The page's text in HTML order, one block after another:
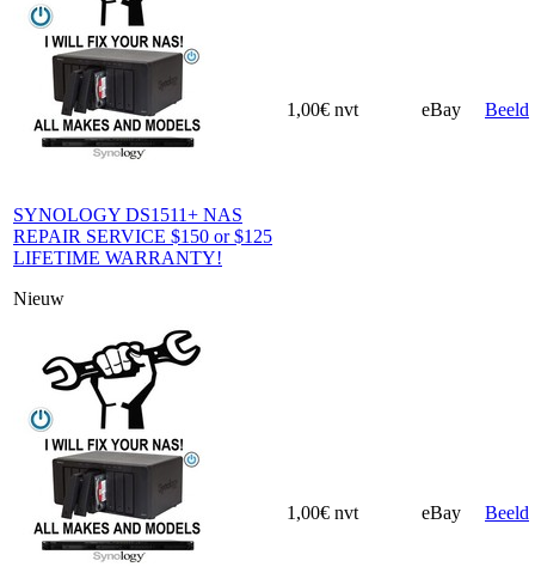
SYNOLOGY DS1511+ NAS
REPAIR SERVICE $150 or $125
LIFETIME WARRANTY!
Nieuw
1,00€ nvt eBay Beeld
1,00€ nvt eBay Beeld